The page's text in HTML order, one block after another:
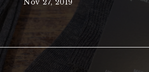
Nov 27, 2019